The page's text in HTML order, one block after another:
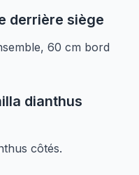
derrière siège
60 cm bord
dianthus
côtés.